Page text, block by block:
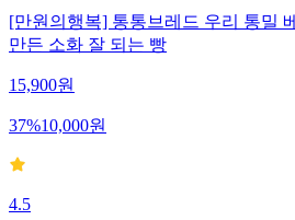
[만원의행복] 통통브레드 우리 통밀
만든 소화 잘 되는 빵
15,900원
37%10,000원
4.5